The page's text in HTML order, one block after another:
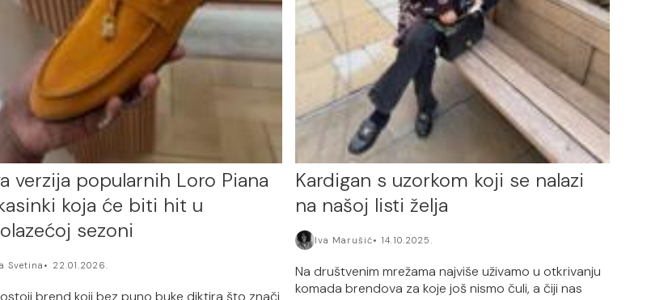
verzija popularnih Loro Piana
koja će biti hit u
sezoni
Svetina 22.01.2026.
brend koji bez puno buke diktira što znači
Kardigan s uzorkom koji se nalazi
na našoj listi želja
Iva Marušić 14.10.2025.
Na društvenim mrežama najviše uživamo u otkrivanju
komada brendova za koje još nismo čuli, a čiji nas